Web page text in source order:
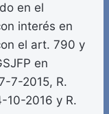
en el
interés en
el art. 790 y
en
7-2015, R.
10-2016 y R.